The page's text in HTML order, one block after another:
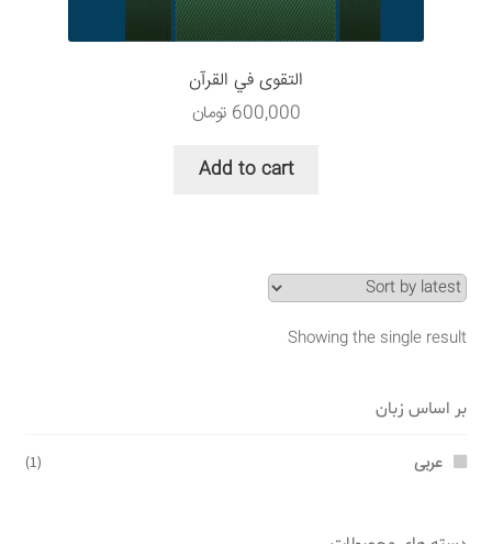
قوانین و مقررات
التقوى في القرآن
600,000 تومان
Add to cart
Showing the single result
بر اساس زبان
عربی (1)